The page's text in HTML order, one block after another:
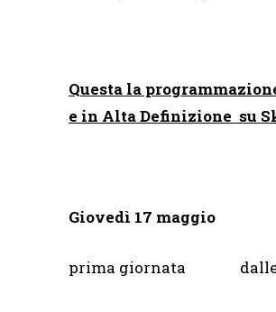
Questa la
e in Alta Definizione su
Giovedì 17 maggio
prima giornata dalle